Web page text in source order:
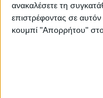
ανακαλέσετε τη
επιστρέφοντας σε
κουμπί "Απορρήτου"